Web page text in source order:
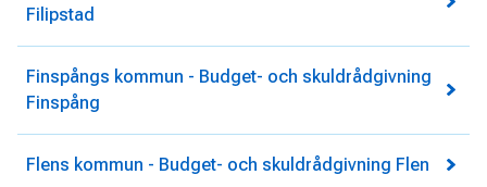
Filipstad
Finspångs kommun - Budget- och skuldrådgivning
Finspång
Flens kommun - Budget- och skuldrådgivning Flen